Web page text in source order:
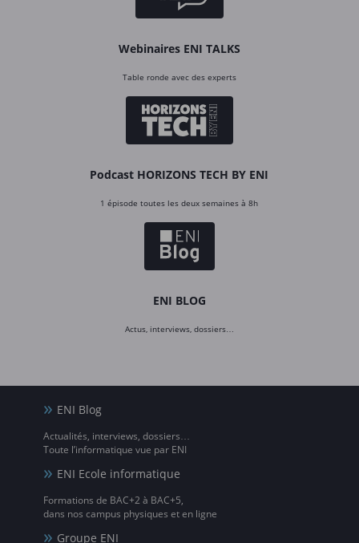
Webinaires ENI TALKS
Table ronde avec des experts
Podcast HORIZONS TECH BY ENI
1 épisode toutes les deux semaines à 8h
ENI BLOG
Actus, interviews, dossiers…
ENI Blog
Actualités, interviews, dossiers…
Toute l’informatique vue par ENI
ENI Ecole informatique
Formations de BAC+2 à BAC+5,
dans nos campus physiques et en ligne
Groupe ENI